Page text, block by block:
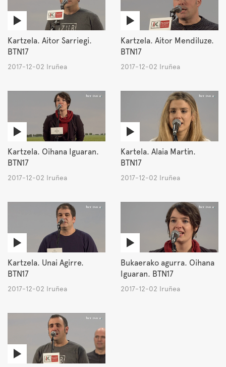
Kartzela. Aitor Sarriegi.
BTN17
2017-12-02 Iruñea
Kartzela. Aitor Mendiluze.
BTN17
2017-12-02 Iruñea
Kartzela. Oihana Iguaran.
BTN17
2017-12-02 Iruñea
Kartela. Alaia Martin.
BTN17
2017-12-02 Iruñea
Kartzela. Unai Agirre.
BTN17
2017-12-02 Iruñea
Bukaerako agurra. Oihana
Iguaran. BTN17
2017-12-02 Iruñea